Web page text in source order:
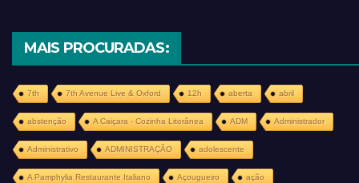
MAIS PROCURADAS:
7th 7th Avenue Live & Oxford 12h aberta abril
abstenção A Caiçara - Cozinha Litorânea ADM Administrador
Administrativo ADMINISTRAÇÃO adolescente
A Pamphylia Restaurante Italiano Açougueiro ação